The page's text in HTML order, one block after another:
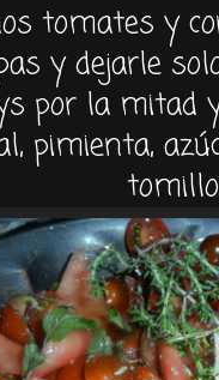
tomates y
y dejarle
por la mitad
pimienta,